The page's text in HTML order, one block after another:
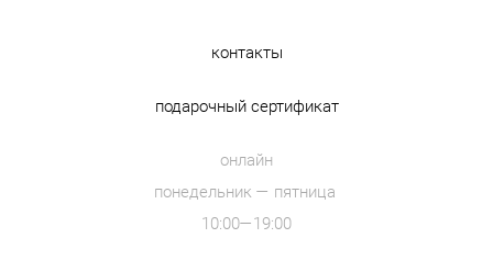
контакты
подарочный сертификат
онлайн
понедельник — пятница
10:00—19:00